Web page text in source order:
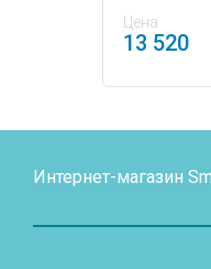
Цена
13 520
Интернет-магазин